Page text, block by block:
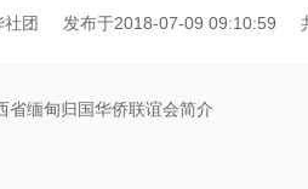
团 发布于2018-07-09 09:10:59
省缅甸归国华侨联谊会简介